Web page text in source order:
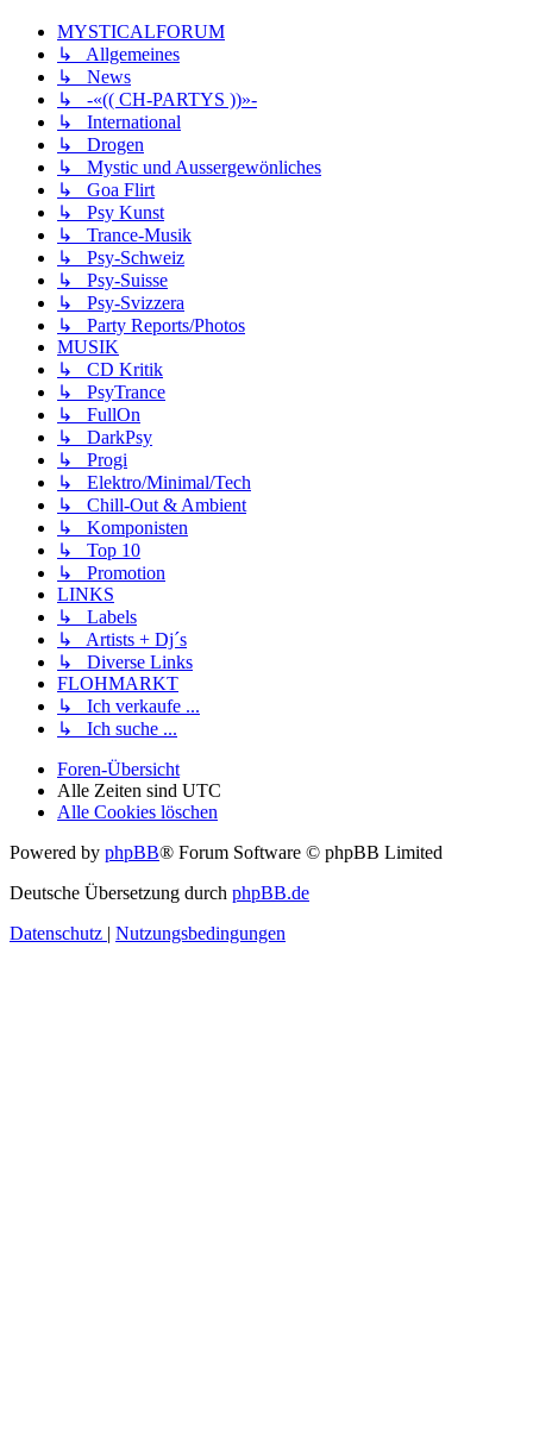
MYSTICALFORUM
↳ Allgemeines
↳ News
↳ -«(( CH-PARTYS ))»-
↳ International
↳ Drogen
↳ Mystic und Aussergewönliches
↳ Goa Flirt
↳ Psy Kunst
↳ Trance-Musik
↳ Psy-Schweiz
↳ Psy-Suisse
↳ Psy-Svizzera
↳ Party Reports/Photos
MUSIK
↳ CD Kritik
↳ PsyTrance
↳ FullOn
↳ DarkPsy
↳ Progi
↳ Elektro/Minimal/Tech
↳ Chill-Out & Ambient
↳ Komponisten
↳ Top 10
↳ Promotion
LINKS
↳ Labels
↳ Artists + Dj´s
↳ Diverse Links
FLOHMARKT
↳ Ich verkaufe ...
↳ Ich suche ...
Foren-Übersicht
Alle Zeiten sind UTC
Alle Cookies löschen
Powered by phpBB® Forum Software © phpBB Limited
Deutsche Übersetzung durch phpBB.de
Datenschutz | Nutzungsbedingungen